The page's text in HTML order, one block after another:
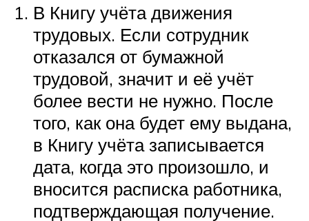
В Книгу учёта движения
трудовых. Если сотрудник
отказался от бумажной
трудовой, значит и её учёт
более вести не нужно. После
того, как она будет ему выдана,
в Книгу учёта записывается
дата, когда это произошло, и
вносится расписка работника,
подтверждающая получение.